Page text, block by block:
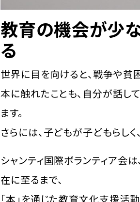
教育の機会が少な
る
世界に目を向けると、戦争や貧
本に触れたことも、自分が話し
ます。
さらには、子どもが子どもらし
シャンティ国際ボランティア会
在に至るまで、
「本」を通じた教育文化支援活動